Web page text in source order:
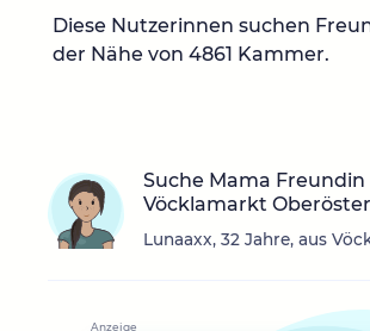
Diese Nutzerinnen suchen
der Nähe von 4861 Kammer.
Suche Mama Freundin
Vöcklamarkt
Lunaaxx, 32 Jahre, aus